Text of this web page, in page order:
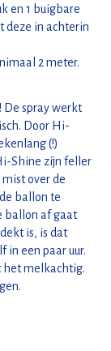
en 1 buigbare
deze in achterin
2 meter.
De spray werkt
Door Hi-
(!)
Shine zijn feller
over de
ballon te
ballon af gaat
is, is dat
in een paar uur.
het melkachtig.